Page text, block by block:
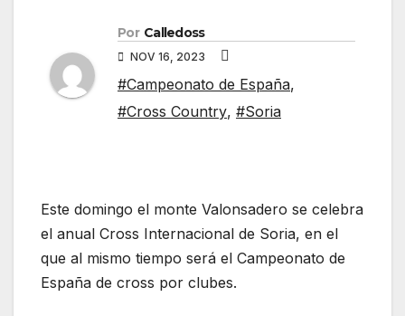
Por Calledoss
NOV 16, 2023
#Campeonato de España,
#Cross Country, #Soria
Este domingo el monte Valonsadero se celebra
el anual Cross Internacional de Soria, en el
que al mismo tiempo será el Campeonato de
España de cross por clubes.